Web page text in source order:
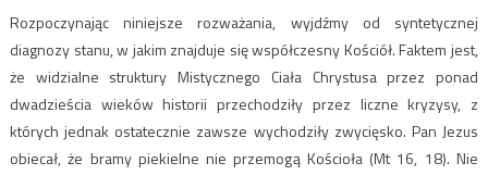
Rozpoczynając niniejsze rozważania, wyjdźmy od syntetycznej
diagnozy stanu, w jakim znajduje się współczesny Kościół. Faktem jest,
że widzialne struktury Mistycznego Ciała Chrystusa przez ponad
dwadzieścia wieków historii przechodziły przez liczne kryzysy, z
których jednak ostatecznie zawsze wychodziły zwycięsko. Pan Jezus
obiecał, że bramy piekielne nie przemogą Kościoła (Mt 16, 18). Nie